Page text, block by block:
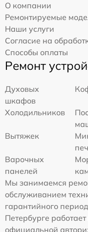
О компании
Ремонтируемые
Наши услуги
Согласие на
Способы оплаты
Ремонт
Духовых
шкафов
Холодильников
Вытяжек
Варочных
панелей
Мы занимаемся
обслуживанием
гарантийного
Петербурге
официальной